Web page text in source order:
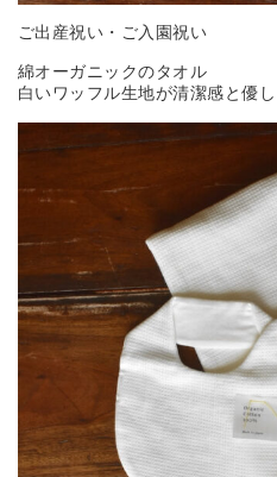
ご出産祝い・ご入園祝い
綿オーガニックのタオル
白いワッフル生地が清潔感と優